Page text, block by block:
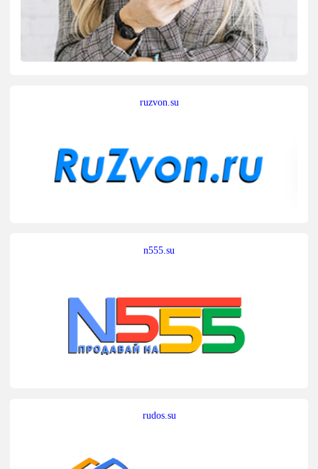
ruzvon.su
n555.su
rudos.su